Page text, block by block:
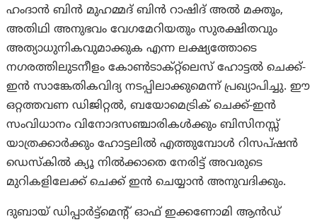
ഹംദാൻ ബിൻ മുഹമ്മദ് ബിൻ റാഷിദ് അൽ മക്തൂം,
അതിഥി അനുഭവം വേഗമേറിയതും സുരക്ഷിതവും
അത്യാധുനികവുമാക്കുക എന്ന ലക്ഷ്യത്തോടെ
നഗരത്തിലുടനീളം കോൺടാക്റ്റ്‌ലെസ് ഹോട്ടൽ ചെക്ക്-
ഇൻ സാങ്കേതികവിദ്യ നടപ്പിലാക്കുമെന്ന് പ്രഖ്യാപിച്ചു. ഈ
ഒറ്റത്തവണ ഡിജിറ്റൽ, ബയോമെട്രിക് ചെക്ക്-ഇൻ
സംവിധാനം വിനോദസഞ്ചാരികൾക്കും ബിസിനസ്സ്
യാത്രക്കാർക്കും ഹോട്ടലിൽ എത്തുമ്പോൾ റിസപ്ഷൻ
ഡെസ്‌കിൽ ക്യൂ നിൽക്കാതെ നേരിട്ട് അവരുടെ
മുറികളിലേക്ക് ചെക്ക് ഇൻ ചെയ്യാൻ അനുവദിക്കും.
ദുബായ് ഡിപ്പാർട്ട്‌മെന്റ് ഓഫ് ഇക്കണോമി ആൻഡ്